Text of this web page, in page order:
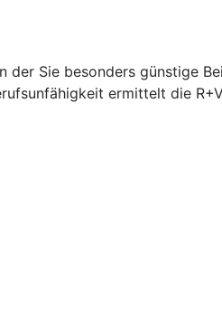
Sie besonders günstige
ermittelt die